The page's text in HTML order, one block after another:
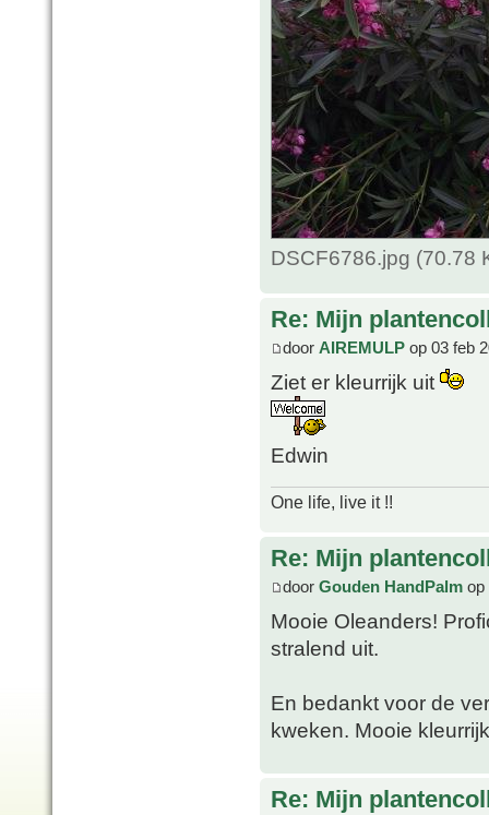
DSCF6786.jpg (70.78
Re: Mijn
door AIREMULP op 03 feb
Ziet er kleurrijk uit
Edwin
One life, live it !!
Re: Mijn
door Gouden HandPalm op
Mooie Oleanders!
stralend uit.
En bedankt voor de
kweken. Mooie
Re: Mijn